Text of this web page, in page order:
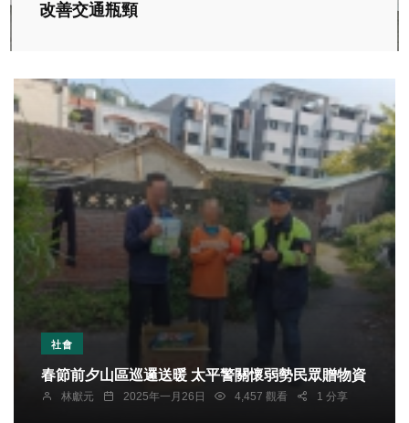
改善交通瓶頸
社會
春節前夕山區巡邏送暖 太平警關懷弱勢民眾贈物資
林獻元 2025年一月26日 4,457 觀看 1 分享